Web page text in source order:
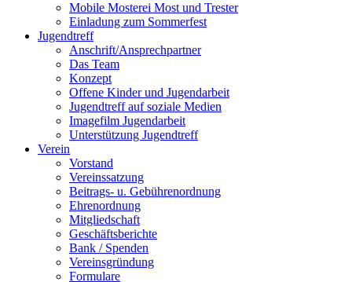
Mobile Mosterei Most und Trester
Einladung zum Sommerfest
Jugendtreff
Anschrift/Ansprechpartner
Das Team
Konzept
Offene Kinder und Jugendarbeit
Jugendtreff auf soziale Medien
Imagefilm Jugendarbeit
Unterstützung Jugendtreff
Verein
Vorstand
Vereinssatzung
Beitrags- u. Gebührenordnung
Ehrenordnung
Mitgliedschaft
Geschäftsberichte
Bank / Spenden
Vereinsgründung
Formulare